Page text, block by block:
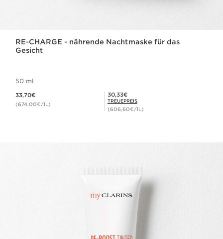
RE-CHARGE - nährende Nachtmaske für das
Gesicht
50 ml
33,70€
(674,00€/1L)
Mitgliederpreis 30,33€
30,33€
TREUEPREIS
(606,60€/1L)